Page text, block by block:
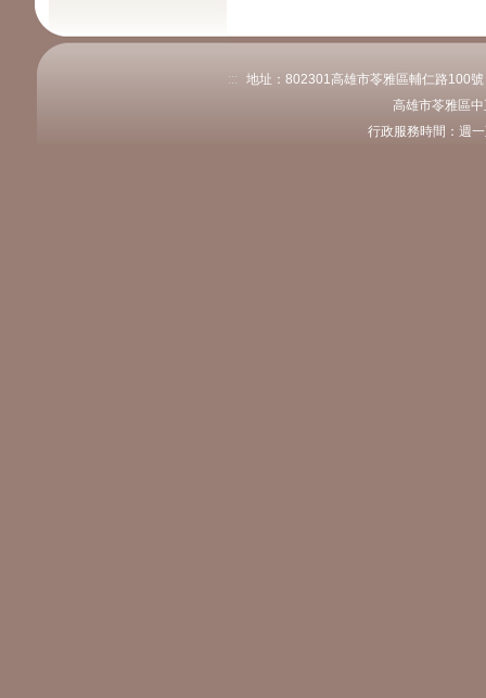
:::
地址：802301高雄市苓雅區輔仁路100
高雄市苓雅區
行政服務時間：週